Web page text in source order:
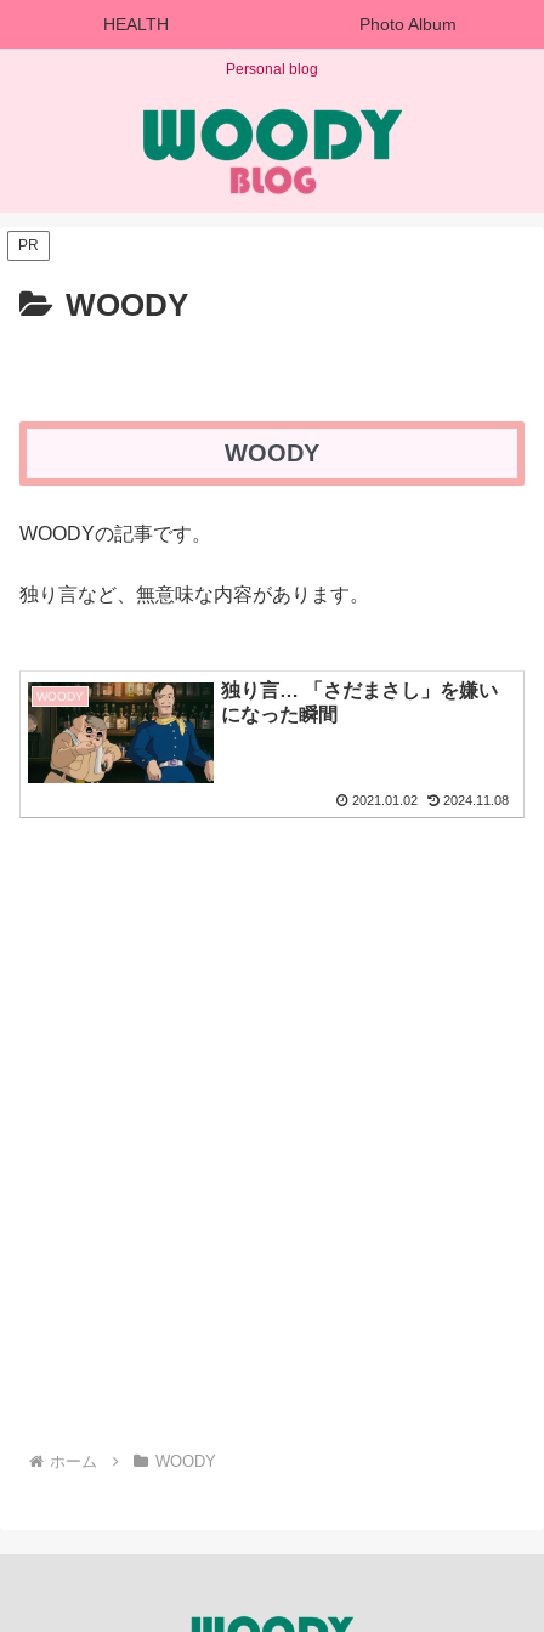
Personal blog
HEALTH Photo Album
PR
WOODY
WOODY
WOODYの記事です。
独り言など、無意味な内容があります。
WOODY
独り言… 「さだまさし」を嫌い
になった瞬間
2021.01.02 2024.11.08
ホーム WOODY